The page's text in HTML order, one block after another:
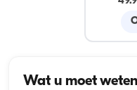
Wat u moet weten